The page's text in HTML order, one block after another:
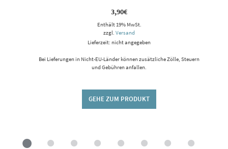
3,90€
Enthält 19% MwSt.
zzgl.Versand
Lieferzeit: nicht angegeben
Bei Lieferungen in Nicht-EU-Länder können zusätzliche Zölle, Steuern
und Gebühren anfallen.
GEHE ZUM PRODUKT